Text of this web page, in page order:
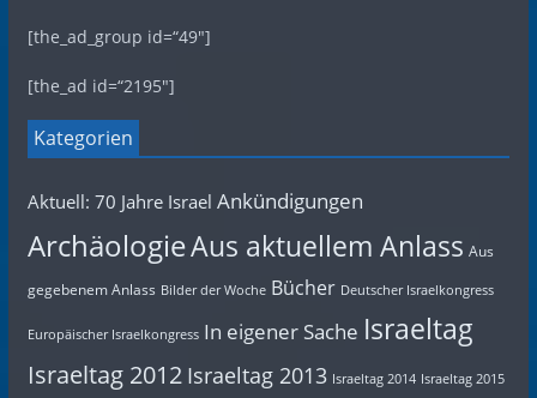
[the_ad_group id=“49″]
[the_ad id=“2195″]
Kategorien
Aktuell: 70 Jahre Israel Ankündigungen
ArchäologieAus aktuellem Anlass Aus
gegebenem Anlass Bilder der Woche Bücher Deutscher Israelkongress
Europäischer Israelkongress In eigener Sache Israeltag
Israeltag 2012 Israeltag 2013 Israeltag 2014 Israeltag 2015